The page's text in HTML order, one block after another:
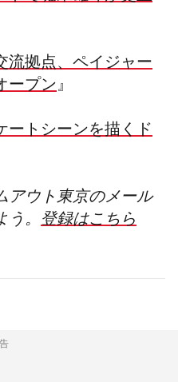
流拠点、ペイジャー
ープン』
ートシーンを描くド
アウト東京のメール
。 登録はこちら